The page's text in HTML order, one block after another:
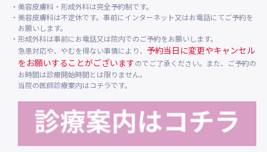
・美容皮膚科・形成外科は完全予約制です。
・美容皮膚科は不定休です。事前にインターネット又はお電話にてご予約を
お願いします。
・形成外科は事前にお電話又は院内でのご予約をお願いします。
急患対応や、やむを得ない事情により、 予約当日に変更やキャンセル
をお願いすることがございますのでご了承ください。また、ご予約の
お時間は診療開始時間とは限りません。
当院の医師診療案内はコチラです。